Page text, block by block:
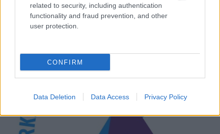
related to security, including authentication
functionality and fraud prevention, and other
user protection.
CONFIRM
Data Deletion Data Access Privacy Policy